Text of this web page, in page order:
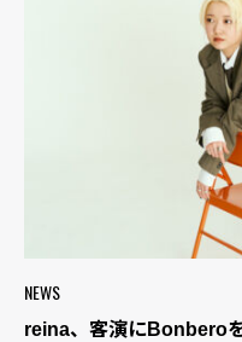
NEWS
reina、客演にBonbero